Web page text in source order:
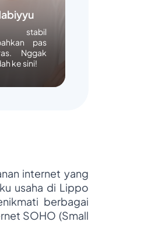
stabil
pas
Nggak
ke sini!
internet yang
usaha di Lippo
berbagai
SOHO (Small